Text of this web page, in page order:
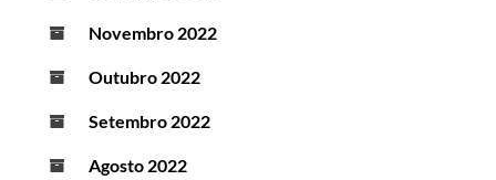
Novembro 2022
Outubro 2022
Setembro 2022
Agosto 2022